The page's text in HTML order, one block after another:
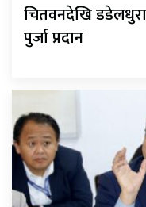
चितवनदेखि
पुर्जा प्रदान